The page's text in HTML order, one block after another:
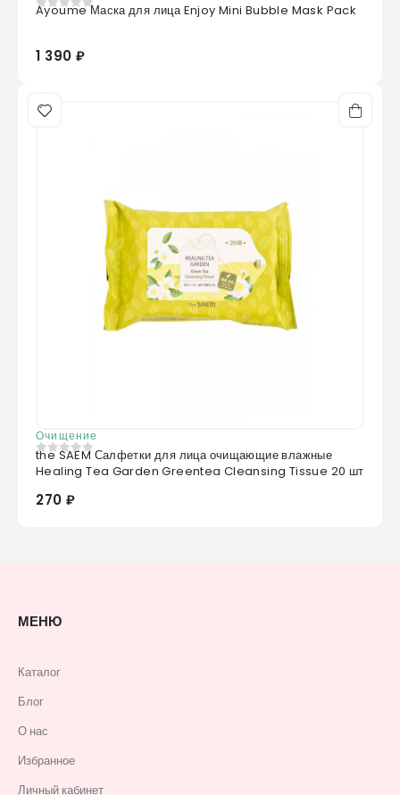
0из 5 Ayoume Маска для лица Enjoy Mini Bubble Mask Pack
1 390 ₽
Очищение
0 из 5
the SAEM Салфетки для лица очищающие влажные
Healing Tea Garden Greentea Cleansing Tissue 20 шт
270 ₽
МЕНЮ
Каталог
Блог
О нас
Избранное
Личный кабинет